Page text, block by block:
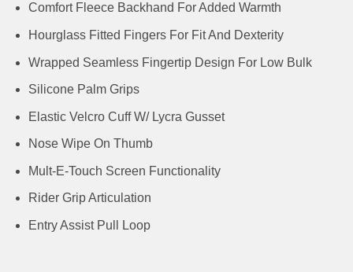
Comfort Fleece Backhand For Added Warmth
Hourglass Fitted Fingers For Fit And Dexterity
Wrapped Seamless Fingertip Design For Low Bulk
Silicone Palm Grips
Elastic Velcro Cuff W/ Lycra Gusset
Nose Wipe On Thumb
Mult-E-Touch Screen Functionality
Rider Grip Articulation
Entry Assist Pull Loop